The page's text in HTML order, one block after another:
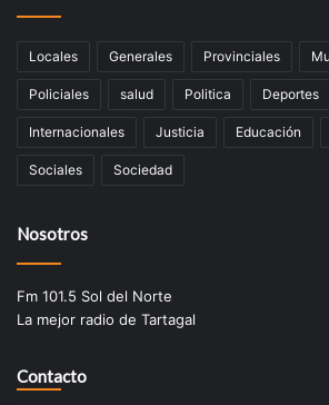
Locales Generales Provinciales
Policiales salud Politica Deportes
Internacionales Justicia Educación
Sociales Sociedad
Nosotros
Fm 101.5 Sol del Norte
La mejor radio de Tartagal
Contacto